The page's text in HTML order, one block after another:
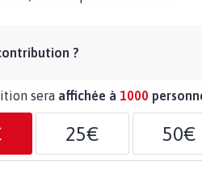
?
sera affichée à 1000
25€ 50€